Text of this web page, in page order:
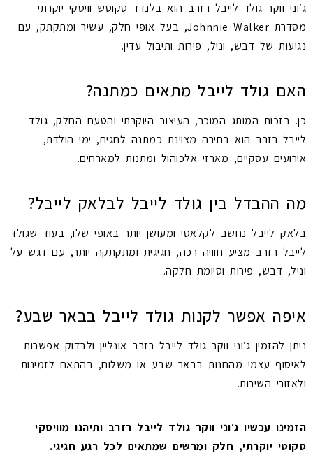
ג׳וני ווקר גולד לייבל רזרב הוא בלנדד סקוטש וויסקי יוקרתי
מסדרת Johnnie Walker, בעל אופי חלק, עשיר ומתקתק, עם
נגיעות של דבש, וניל, פירות ותיבול עדין.
האם גולד לייבל מתאים כמתנה?
כן. בזכות המותג המוכר, העיצוב היוקרתי והטעם החלק, גולד
לייבל רזרב הוא בחירה מצוינת כמתנה לחגים, ימי הולדת,
אירועים עסקיים, מארזי אלכוהול ומתנות למארחים.
מה ההבדל בין גולד לייבל לבלאק לייבל?
בלאק לייבל נחשב לקלאסי ומעושן יותר באופי שלו, בעוד שגולד
לייבל רזרב מציע חוויה רכה, חגיגית ומתקתקה יותר, עם דגש על
וניל, דבש, פירות וסיומת חלקה.
איפה אפשר לקנות גולד לייבל בבאר שבע?
ניתן להזמין ג׳וני ווקר גולד לייבל רזרב אונליין ולבדוק אפשרות
לאיסוף עצמי מהחנות בבאר שבע או משלוח, בהתאם לזמינות
ולאזורי השירות.
הזמינו עכשיו ג׳וני ווקר גולד לייבל רזרב ותיהנו מוויסקי
סקוטי יוקרתי, חלק ומרשים שמתאים לכל רגע חגיגי.